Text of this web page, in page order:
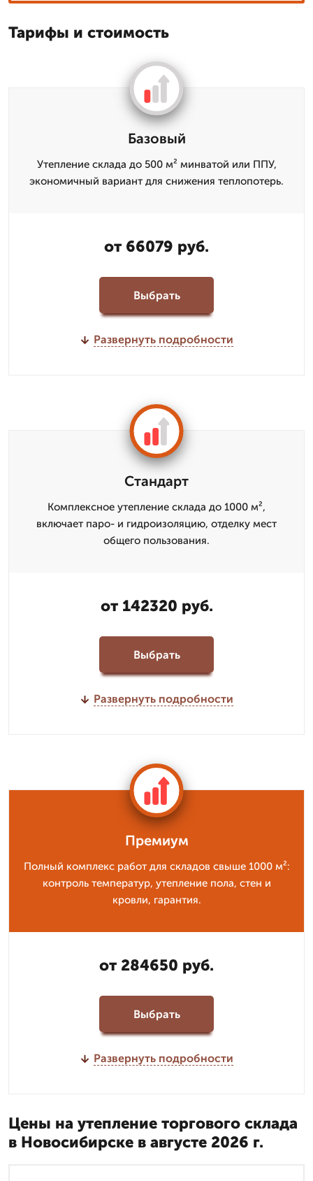
Тарифы и стоимость
Базовый
Утепление склада до 500 м² минватой или ППУ,
экономичный вариант для снижения теплопотерь.
от 66079 руб.
Выбрать
Развернуть подробности
Стандарт
Комплексное утепление склада до 1000 м²,
включает паро- и гидроизоляцию, отделку мест
общего пользования.
от 142320 руб.
Выбрать
Развернуть подробности
Премиум
Полный комплекс работ для складов свыше 1000 м²:
контроль температур, утепление пола, стен и
кровли, гарантия.
от 284650 руб.
Выбрать
Развернуть подробности
Цены на утепление торгового склада
в Новосибирске в августе 2026 г.